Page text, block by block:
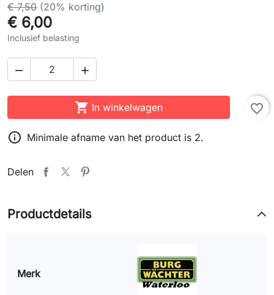
€ 7,50 (20% korting)
€ 6,00
Inclusief belasting
 
 In winkelwagen
favorite_border
 Minimale afname van het product is 2.
Delen
Productdetails
Merk